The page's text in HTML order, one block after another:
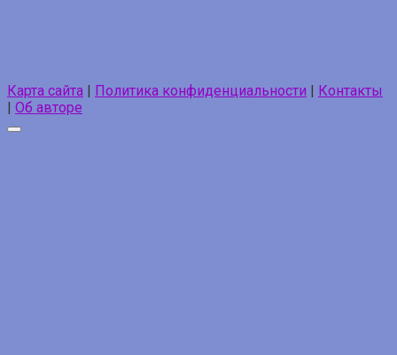
Карта сайта | Политика конфиденциальности | Контакты
| Об авторе